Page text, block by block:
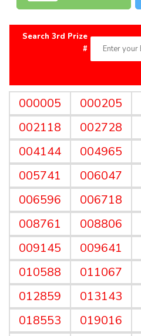
Search 3rd Prize
#
000005 000205
002118
002728
004144
004965
005741
006047
006596
006718
008761
008806
009145
009641
010588
011067
012859
013143
018553
019016